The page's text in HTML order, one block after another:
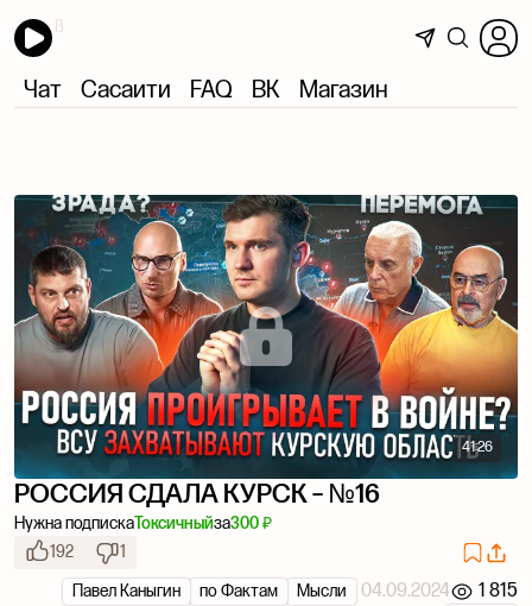
Чат Сасаити FAQ ВК Магазин
41:26
РОССИЯ СДАЛА КУРСК – №16
Нужна подпискаТоксичныйза300 ₽
192
1
04.09.2024 1 815
Мысли
по Фактам
Павел Каныгин